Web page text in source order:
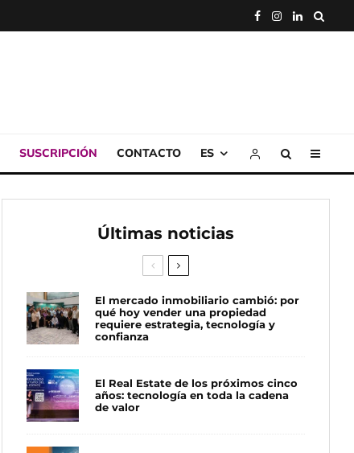
SUSCRIPCIÓN CONTACTO ES
Últimas noticias
El mercado inmobiliario cambió: por
qué hoy vender una propiedad
requiere estrategia, tecnología y
confianza
El Real Estate de los próximos cinco
años: tecnología en toda la cadena
de valor